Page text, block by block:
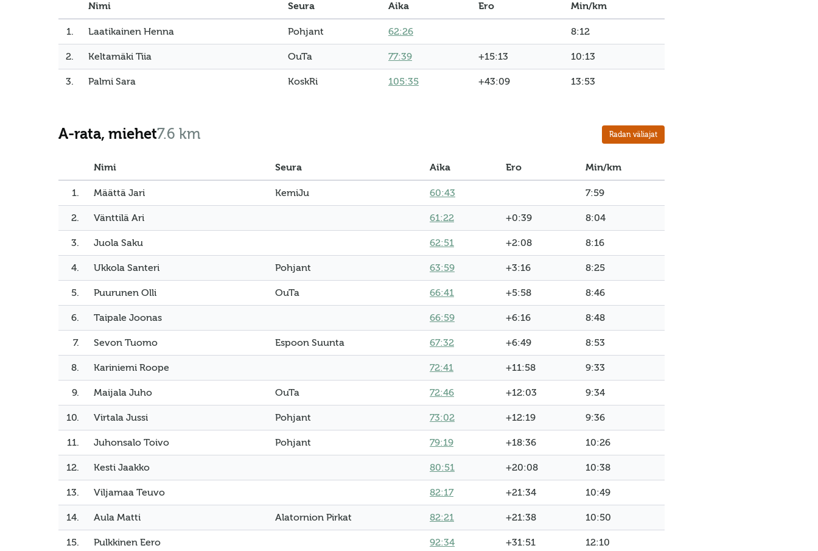
Nimi Seura Aika Ero Min/km
1. Laatikainen Henna Pohjant 62:26 8:12
2. Keltamäki Tiia OuTa 77:39 +15:13 10:13
3. Palmi Sara KoskRi 105:35 +43:09 13:53
A-rata, miehet7.6 km Radan väliajat
Nimi Seura Aika Ero Min/km
1. Määttä Jari KemiJu 60:43 7:59
2. Vänttilä Ari 61:22 +0:39 8:04
3. Juola Saku 62:51 +2:08 8:16
4. Ukkola Santeri Pohjant 63:59 +3:16 8:25
5. Puurunen Olli OuTa 66:41 +5:58 8:46
6. Taipale Joonas 66:59 +6:16 8:48
7. Sevon Tuomo Espoon Suunta 67:32 +6:49 8:53
8. Kariniemi Roope 72:41 +11:58 9:33
9. Maijala Juho OuTa 72:46 +12:03 9:34
10. Virtala Jussi Pohjant 73:02 +12:19 9:36
11. Juhonsalo Toivo Pohjant 79:19 +18:36 10:26
12. Kesti Jaakko 80:51 +20:08 10:38
13. Viljamaa Teuvo 82:17 +21:34 10:49
14. Aula Matti Alatornion Pirkat 82:21 +21:38 10:50
15. Pulkkinen Eero 92:34 +31:51 12:10